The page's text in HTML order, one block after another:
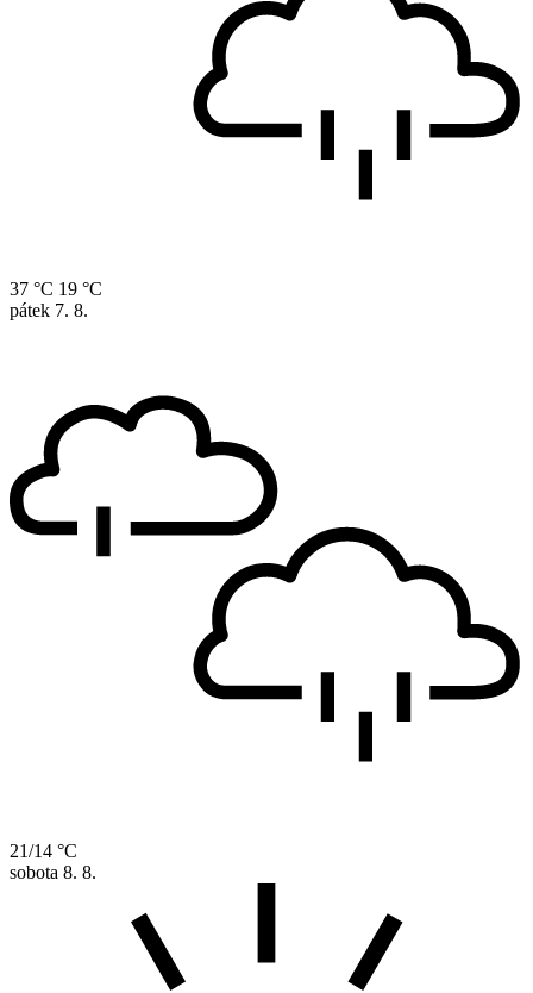
37 °C 19 °C
pátek 7. 8.
21/14 °C
sobota 8. 8.